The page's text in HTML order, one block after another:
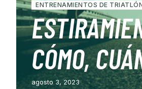
ENTRENAMIENTOS DE
CÓMO,
agosto 3, 2023